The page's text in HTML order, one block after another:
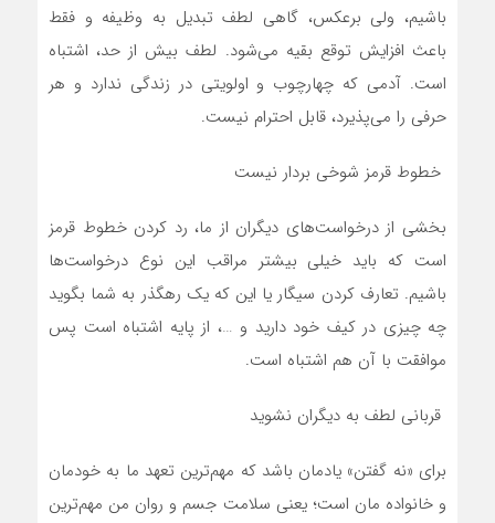
باشیم، ولی برعکس، گاهی لطف تبدیل به وظیفه و فقط
باعث افزایش توقع بقیه می‌شود. لطف بیش از حد، اشتباه
است. آدمی که چهارچوب و اولویتی در زندگی ندارد و هر
حرفی را می‌پذیرد، قابل احترام نیست.
خطوط قرمز شوخی بردار نیست
بخشی از درخواست‌های دیگران از ما، رد کردن خطوط قرمز
است که باید خیلی بیشتر مراقب این نوع درخواست‌ها
باشیم. تعارف کردن سیگار یا این که یک رهگذر به شما بگوید
چه چیزی در کیف خود دارید و …، از پایه اشتباه است پس
موافقت با آن هم اشتباه است.
قربانی لطف به دیگران نشوید
برای «نه گفتن» یادمان باشد که مهم‌ترین تعهد ما به خودمان
و خانواده مان است؛ یعنی سلامت جسم و روان من مهم‌ترین